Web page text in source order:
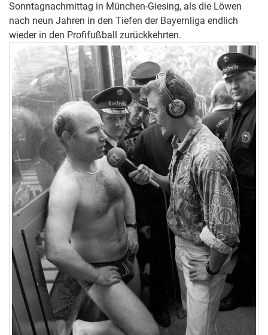
Sonntagnachmittag in München-Giesing, als die Löwen
nach neun Jahren in den Tiefen der Bayernliga endlich
wieder in den Profifußball zurückkehrten.